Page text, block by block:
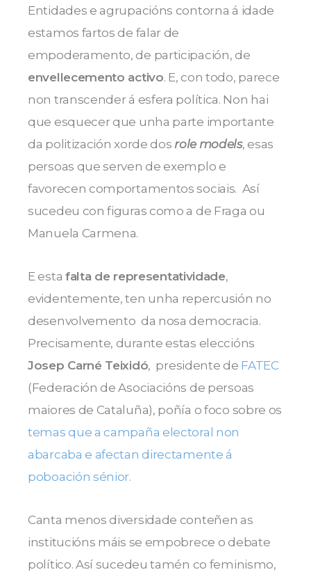
Entidades e agrupacións contorna á idade
estamos fartos de falar de
empoderamento, de participación, de
envellecemento activo. E, con todo, parece
non transcender á esfera política. Non hai
que esquecer que unha parte importante
da politización xorde dos role models, esas
persoas que serven de exemplo e
favorecen comportamentos sociais. Así
sucedeu con figuras como a de Fraga ou
Manuela Carmena.
E esta falta de representatividade,
evidentemente, ten unha repercusión no
desenvolvemento da nosa democracia.
Precisamente, durante estas eleccións
Josep Carné Teixidó, presidente de FATEC
(Federación de Asociacións de persoas
maiores de Cataluña), poñía o foco sobre os
temas que a campaña electoral non
abarcaba e afectan directamente á
poboación sénior.
Canta menos diversidade conteñen as
institucións máis se empobrece o debate
político. Así sucedeu tamén co feminismo,